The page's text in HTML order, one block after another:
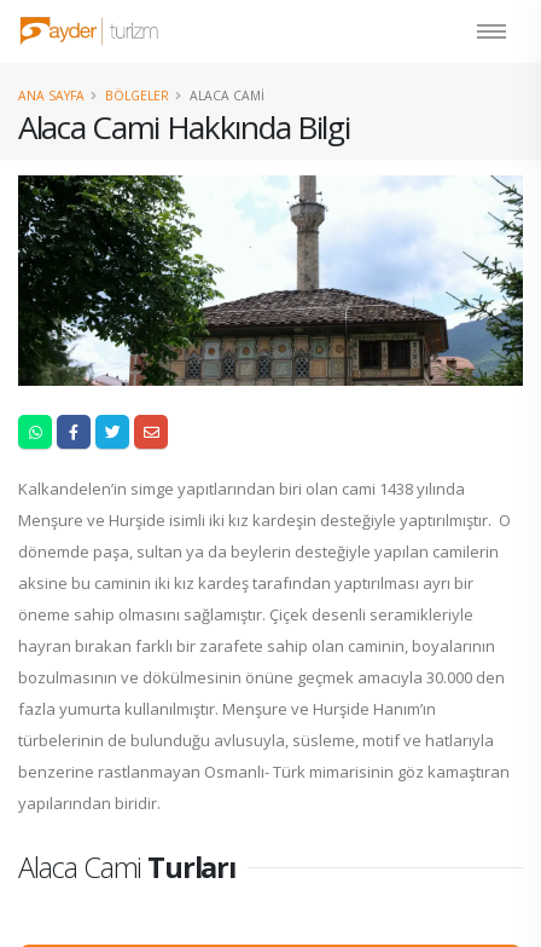
Alaca Cami Hakkında Bilgi
ANA SAYFA BÖLGELER ALACA CAMI
Kalkandelen’in simge yapıtlarından biri olan cami 1438 yılında
Menşure ve Hurşide isimli iki kız kardeşin desteğiyle yaptırılmıştır. O
dönemde paşa, sultan ya da beylerin desteğiyle yapılan camilerin
aksine bu caminin iki kız kardeş tarafından yaptırılması ayrı bir
öneme sahip olmasını sağlamıştır. Çiçek desenli seramikleriyle
hayran bırakan farklı bir zarafete sahip olan caminin, boyalarının
bozulmasının ve dökülmesinin önüne geçmek amacıyla 30.000 den
fazla yumurta kullanılmıştır. Menşure ve Hurşide Hanım’ın
türbelerinin de bulunduğu avlusuyla, süsleme, motif ve hatlarıyla
benzerine rastlanmayan Osmanlı- Türk mimarisinin göz kamaştıran
yapılarından biridir.
Alaca Cami Turları